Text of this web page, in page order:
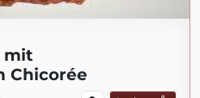
mit
Chicorée